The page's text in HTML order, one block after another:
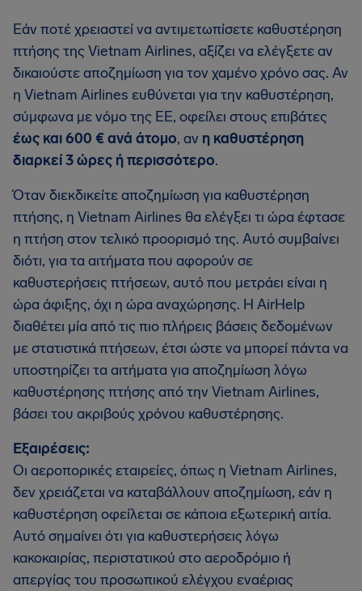
Εάν ποτέ χρειαστεί να αντιμετωπίσετε καθυστέρηση
πτήσης της Vietnam Airlines, αξίζει να ελέγξετε αν
δικαιούστε αποζημίωση για τον χαμένο χρόνο σας. Αν
η Vietnam Airlines ευθύνεται για την καθυστέρηση,
σύμφωνα με νόμο της ΕΕ, οφείλει στους επιβάτες
έως και 600 € ανά άτομο, αν η καθυστέρηση
διαρκεί 3 ώρες ή περισσότερο.
Όταν διεκδικείτε αποζημίωση για καθυστέρηση
πτήσης, η Vietnam Airlines θα ελέγξει τι ώρα έφτασε
η πτήση στον τελικό προορισμό της. Αυτό συμβαίνει
διότι, για τα αιτήματα που αφορούν σε
καθυστερήσεις πτήσεων, αυτό που μετράει είναι η
ώρα άφιξης, όχι η ώρα αναχώρησης. Η AirHelp
διαθέτει μία από τις πιο πλήρεις βάσεις δεδομένων
με στατιστικά πτήσεων, έτσι ώστε να μπορεί πάντα να
υποστηρίζει τα αιτήματα για αποζημίωση λόγω
καθυστέρησης πτήσης από την Vietnam Airlines,
βάσει του ακριβούς χρόνου καθυστέρησης.
Εξαιρέσεις:
Οι αεροπορικές εταιρείες, όπως η Vietnam Airlines,
δεν χρειάζεται να καταβάλλουν αποζημίωση, εάν η
καθυστέρηση οφείλεται σε κάποια εξωτερική αιτία.
Αυτό σημαίνει ότι για καθυστερήσεις λόγω
κακοκαιρίας, περιστατικού στο αεροδρόμιο ή
απεργίας του προσωπικού ελέγχου εναέριας